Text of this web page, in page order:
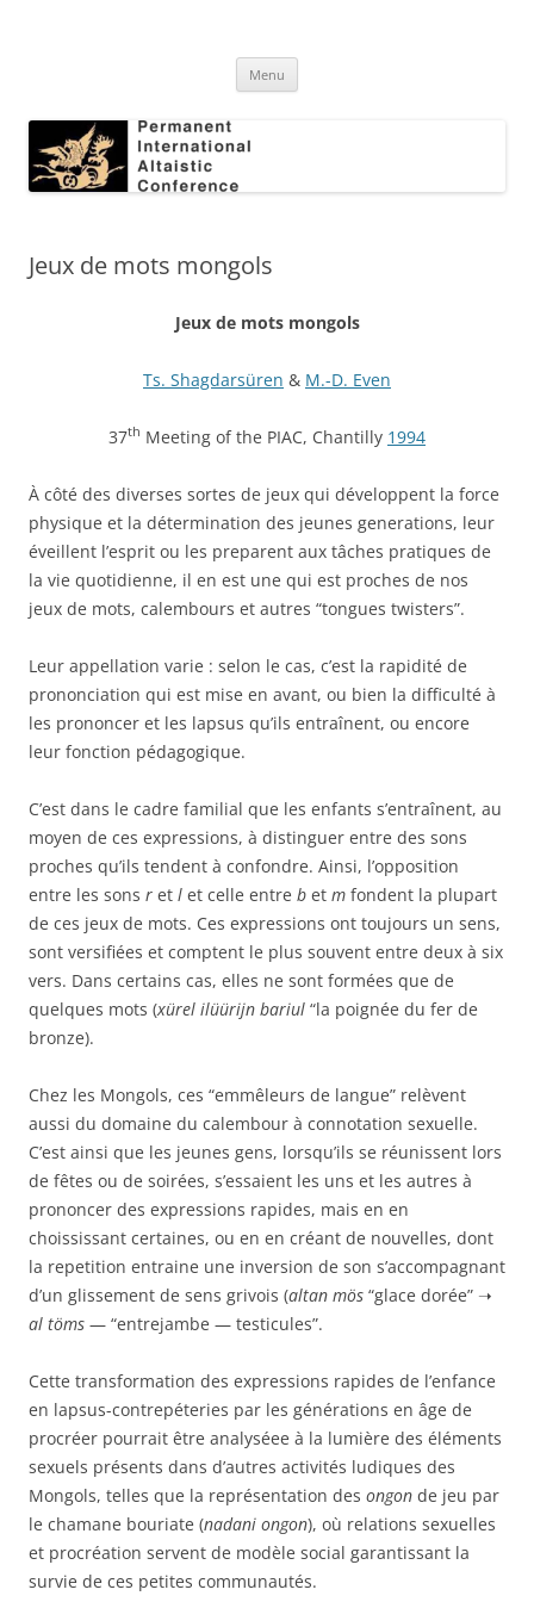
Conference
Menu
Jeux de mots mongols
Jeux de mots mongols
Ts. Shagdarsüren & M.-D. Even
37th Meeting of the PIAC, Chantilly 1994
À côté des diverses sortes de jeux qui développent la force
physique et la détermination des jeunes generations, leur
éveillent l’esprit ou les preparent aux tâches pratiques de
la vie quotidienne, il en est une qui est proches de nos
jeux de mots, calembours et autres “tongues twisters”.
Leur appellation varie : selon le cas, c’est la rapidité de
prononciation qui est mise en avant, ou bien la difficulté à
les prononcer et les lapsus qu’ils entraînent, ou encore
leur fonction pédagogique.
C’est dans le cadre familial que les enfants s’entraînent, au
moyen de ces expressions, à distinguer entre des sons
proches qu’ils tendent à confondre. Ainsi, l’opposition
entre les sons r et l et celle entre b et m fondent la plupart
de ces jeux de mots. Ces expressions ont toujours un sens,
sont versifiées et comptent le plus souvent entre deux à six
vers. Dans certains cas, elles ne sont formées que de
quelques mots (xürel ilüürijn bariul “la poignée du fer de
bronze).
Chez les Mongols, ces “emmêleurs de langue” relèvent
aussi du domaine du calembour à connotation sexuelle.
C’est ainsi que les jeunes gens, lorsqu’ils se réunissent lors
de fêtes ou de soirées, s’essaient les uns et les autres à
prononcer des expressions rapides, mais en en
choississant certaines, ou en en créant de nouvelles, dont
la repetition entraine une inversion de son s’accompagnant
d’un glissement de sens grivois (altan mös “glace dorée” ➝
al töms — “entrejambe — testicules”.
Cette transformation des expressions rapides de l’enfance
en lapsus-contrepéteries par les générations en âge de
procréer pourrait être analyséee à la lumière des éléments
sexuels présents dans d’autres activités ludiques des
Mongols, telles que la représentation des ongon de jeu par
le chamane bouriate (nadani ongon), où relations sexuelles
et procréation servent de modèle social garantissant la
survie de ces petites communautés.